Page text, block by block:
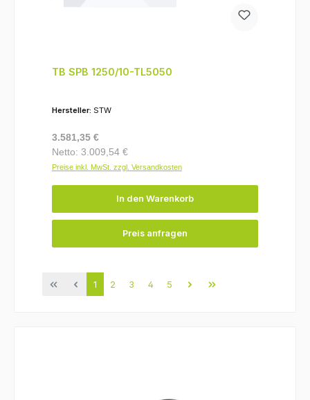
TB SPB 1250/10-TL5050
Hersteller: STW
Regulärer Preis:
3.581,35 €
Netto: 3.009,54 €
Preise inkl. MwSt. zzgl. Versandkosten
In den Warenkorb
Preis anfragen
Seite
1 Seite
2 Seite
3 Seite
4 Seite
5